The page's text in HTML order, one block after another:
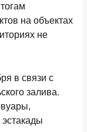
на объектах
не
в связи с
залива.